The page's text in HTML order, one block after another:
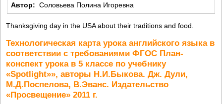
Автор: Соловьева Полина Игоревна
Thanksgiving day in the USA about their traditions and food.
Технологическая карта урока английского языка в
соответствии с требованиями ФГОС План-
конспект урока в 5 классе по учебнику
«Spotlight»», авторы Н.И.Быкова. Дж. Дули,
М.Д.Поспелова, В.Эванс. Издательство
«Просвещение» 2011 г.